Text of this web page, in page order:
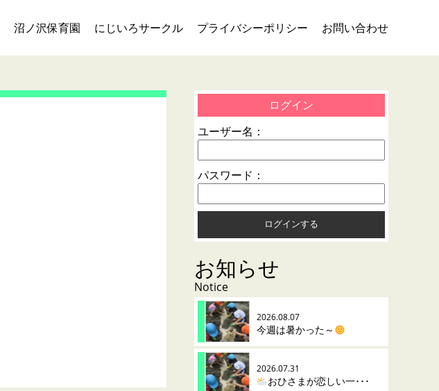
沼ノ沢保育園 にじいろサークル プライバシーポリシー お問い合わせ
ログイン
ユーザー名：
パスワード：
お知らせ
Notice
2026.08.07
今週は暑かった～
2026.07.31
おひさまが恋しい一･･･